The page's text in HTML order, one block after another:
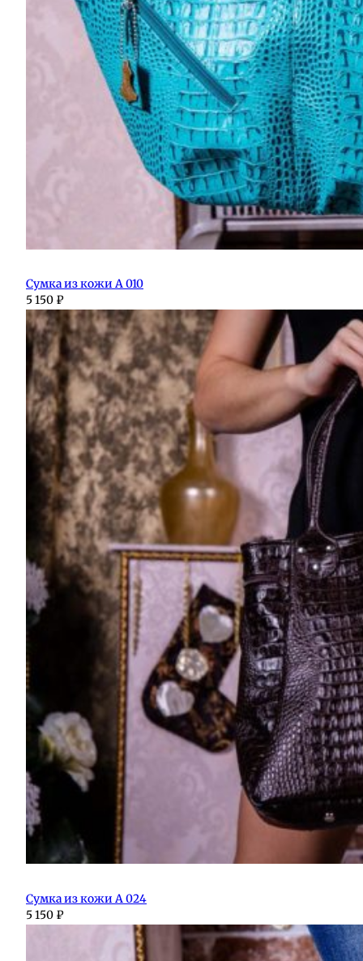
Сумка из кожи А 010
5 150 ₽
Сумка из кожи А 024
5 150 ₽